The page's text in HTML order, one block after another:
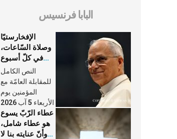
البابا فرنسيس
الإفخارستيّا
وصلاة السّاعات،
في كلّ أسبوع
وكلّ يوم، هما
النَّفَس في حياة
الكنيسة
النص الكامل
للمقابلة العامّة مع
المؤمنين يوم
الأربعاء 5 آب 2026
عطاء الرّبّ يسوع
هو عطاء شامل،
وأنّ عنايته بنا لا